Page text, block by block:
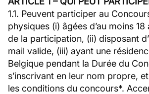
1.1. Peuvent participer au
physiques (i) âgées d’au moins
de la participation, (ii) disposant
mail valide, (iii) ayant une
Belgique pendant la Durée du
s’inscrivant en leur nom propre,
les conditions du concours*.